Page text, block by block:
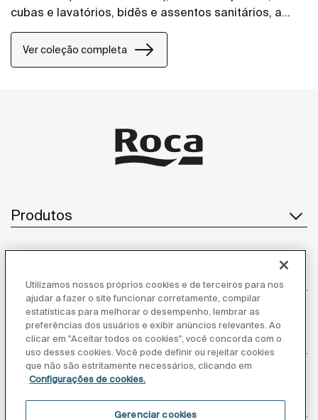
cubas e lavatórios, bidês e assentos sanitários, a
coleção é ideal para quem busca atemporalidade.
Ver coleção completa
Produtos
Atendimento ao cliente
Sobre nós
Inspiração
Utilizamos nossos próprios cookies e de terceiros para nos
ajudar a fazer o site funcionar corretamente, compilar
estatísticas para melhorar o desempenho, lembrar as
preferências dos usuários e exibir anúncios relevantes. Ao
clicar em "Aceitar todos os cookies", você concorda com o
uso desses cookies. Você pode definir ou rejeitar cookies
que não são estritamente necessários, clicando em
Configurações de cookies.
Gerenciar cookies